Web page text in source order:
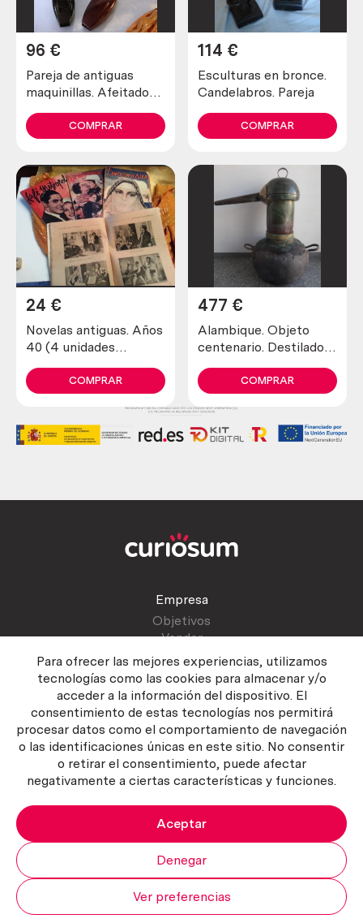
Para ofrecer las mejores experiencias, utilizamos
tecnologías como las cookies para almacenar y/o
acceder a la información del dispositivo. El
consentimiento de estas tecnologías nos permitirá
procesar datos como el comportamiento de navegación
o las identificaciones únicas en este sitio. No consentir
o retirar el consentimiento, puede afectar
negativamente a ciertas características y funciones.
Aceptar
Denegar
Ver preferencias
Pareja de antiguas
maquinillas. Afeitadora
schick.
96 €
COMPRAR
Esculturas en bronce.
Candelabros. Pareja
114 €
COMPRAR
Novelas antiguas. Años
40 (4 unidades
24 €
COMPRAR
Alambique. Objeto
centenario. Destilador
cobre. 80 litros.
477 €
COMPRAR
Empresa
Objetivos
Vender
Atención al cliente
Contactar
Manual del vendedor
Política del servicio
Política de Cookies
Copyright ©2026 Curiosum S.L. Todos los derechos reservados.